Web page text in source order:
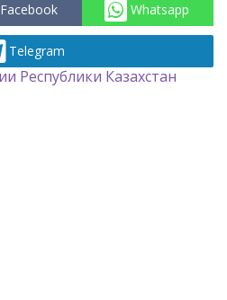
Facebook Whatsapp
Telegram